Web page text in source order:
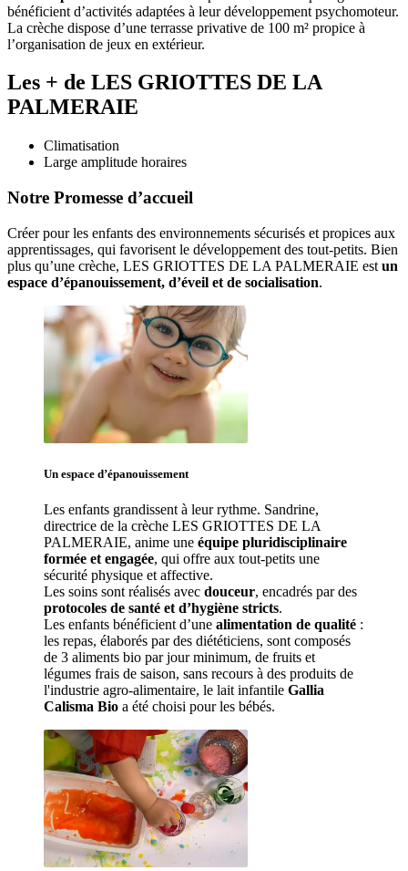
bénéficient d’activités adaptées à leur développement psychomoteur.
La crèche dispose d’une terrasse privative de 100 m² propice à
l’organisation de jeux en extérieur.
Les + de LES GRIOTTES DE LA
PALMERAIE
Climatisation
Large amplitude horaires
Notre Promesse d’accueil
Créer pour les enfants des environnements sécurisés et propices aux
apprentissages, qui favorisent le développement des tout-petits. Bien
plus qu’une crèche, LES GRIOTTES DE LA PALMERAIE est un
espace d’épanouissement, d’éveil et de socialisation.
Un espace d’épanouissement
Les enfants grandissent à leur rythme. Sandrine,
directrice de la crèche LES GRIOTTES DE LA
PALMERAIE, anime une équipe pluridisciplinaire
formée et engagée, qui offre aux tout-petits une
sécurité physique et affective.
Les soins sont réalisés avec douceur
protocoles de santé et d’hygiène stricts.
Les enfants bénéficient d’une alimentation de qualité :
les repas, élaborés par des diététiciens, sont composés
de 3 aliments bio par jour minimum, de fruits et
légumes frais de saison, sans recours à des produits de
l'industrie agro-alimentaire, le lait infantile Gallia
Calisma Bio a été choisi pour les bébés.